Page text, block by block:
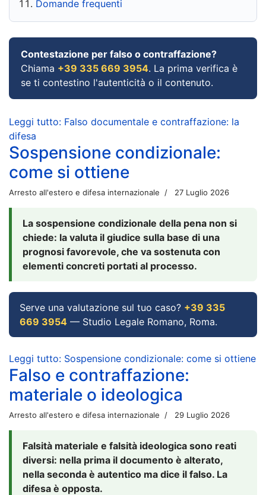
Domande frequenti
Contestazione per falso o contraffazione?
Chiama +39 335 669 3954. La prima verifica è
se ti contestino l'autenticità o il contenuto.
Leggi tutto: Falso documentale e contraffazione: la
difesa
Sospensione condizionale:
come si ottiene
Arresto all'estero e difesa internazionale 27 Luglio 2026
La sospensione condizionale della pena non si
chiede: la valuta il giudice sulla base di una
prognosi favorevole, che va sostenuta con
elementi concreti portati al processo.
Serve una valutazione sul tuo caso? +39 335
669 3954 — Studio Legale Romano, Roma.
Leggi tutto: Sospensione condizionale: come si ottiene
Falso e contraffazione:
materiale o ideologica
Arresto all'estero e difesa internazionale 29 Luglio 2026
Falsità materiale e falsità ideologica sono reati
diversi: nella prima il documento è alterato,
nella seconda è autentico ma dice il falso. La
difesa è opposta.